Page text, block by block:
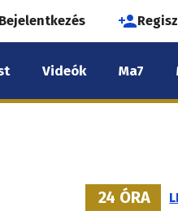
Bejelentkezés
Videók Ma7
24 ÓRA